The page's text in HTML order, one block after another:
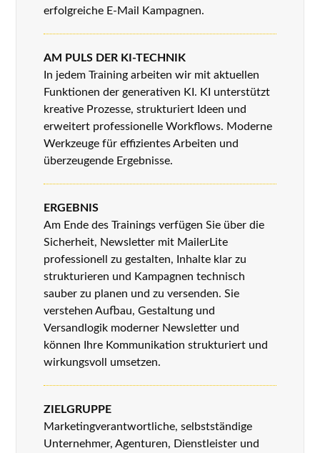
erfolgreiche E-Mail Kampagnen.
AM PULS DER KI-TECHNIK
In jedem Training arbeiten wir mit aktuellen
Funktionen der generativen KI. KI unterstützt
kreative Prozesse, strukturiert Ideen und
erweitert professionelle Workflows. Moderne
Werkzeuge für effizientes Arbeiten und
überzeugende Ergebnisse.
ERGEBNIS
Am Ende des Trainings verfügen Sie über die
Sicherheit, Newsletter mit MailerLite
professionell zu gestalten, Inhalte klar zu
strukturieren und Kampagnen technisch
sauber zu planen und zu versenden. Sie
verstehen Aufbau, Gestaltung und
Versandlogik moderner Newsletter und
können Ihre Kommunikation strukturiert und
wirkungsvoll umsetzen.
ZIELGRUPPE
Marketingverantwortliche, selbstständige
Unternehmer, Agenturen, Dienstleister und